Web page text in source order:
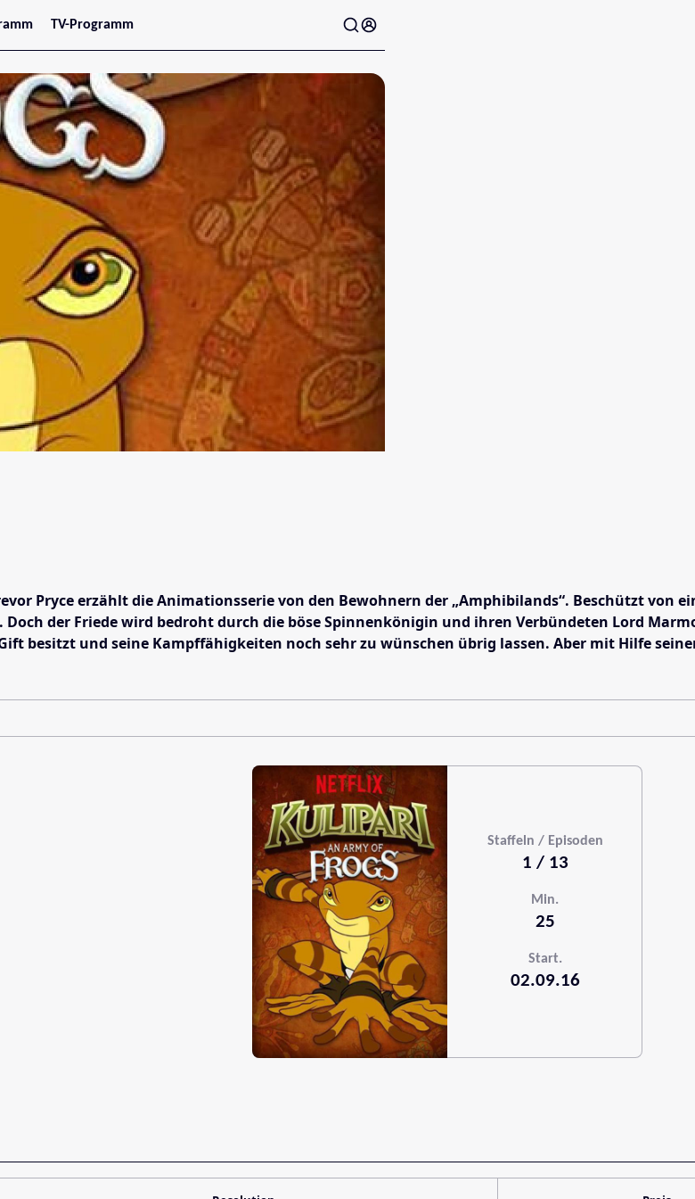
TV-Programm
Pryce erzählt die Animationsserie von den Bewohnern der „Amphibilands“. Beschützt
der Friede wird bedroht durch die böse Spinnenkönigin und ihren Verbündeten Lord
besitzt und seine Kampffähigkeiten noch sehr zu wünschen übrig lassen. Aber mit Hilfe
Staffeln / Episoden
1 / 13
Min.
25
Start.
02.09.16